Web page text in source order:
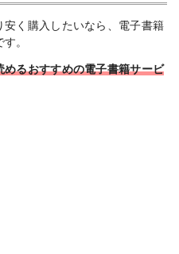
安く購入したいなら、電子書籍
。
るおすすめの電子書籍サービ